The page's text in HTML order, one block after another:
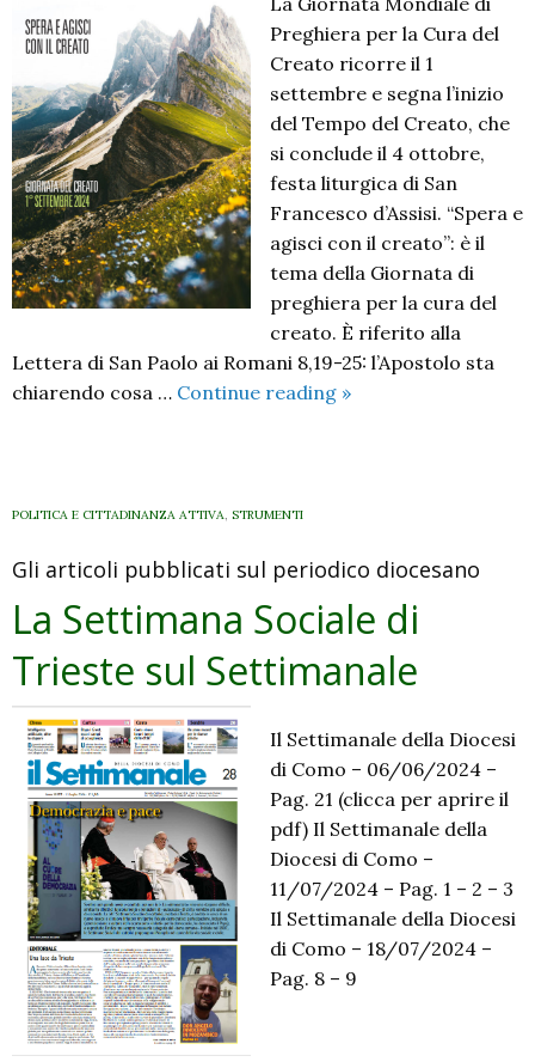
comunità
Preghiera per la Cura del
Creato ricorre il 1
settembre e segna l’inizio
del Tempo del Creato, che
si conclude il 4 ottobre,
festa liturgica di San
Francesco d’Assisi. “Spera e
agisci con il creato”: è il
tema della Giornata di
preghiera per la cura del
creato. È riferito alla
Lettera di San Paolo ai Romani 8,19-25: l’Apostolo sta
chiarendo cosa … Continue reading Spera
»
POLITICA E CITTADINANZA ATTIVA, STRUMENTI
Gli articoli pubblicati sul periodico diocesano
La Settimana Sociale di
Trieste sul Settimanale
Il Settimanale della Diocesi
di Como – 06/06/2024 –
Pag. 21 (clicca per aprire il
pdf) Il Settimanale della
Diocesi di Como –
11/07/2024 – Pag. 1 – 2 – 3
Il Settimanale della Diocesi
di Como – 18/07/2024 –
Pag. 8 – 9